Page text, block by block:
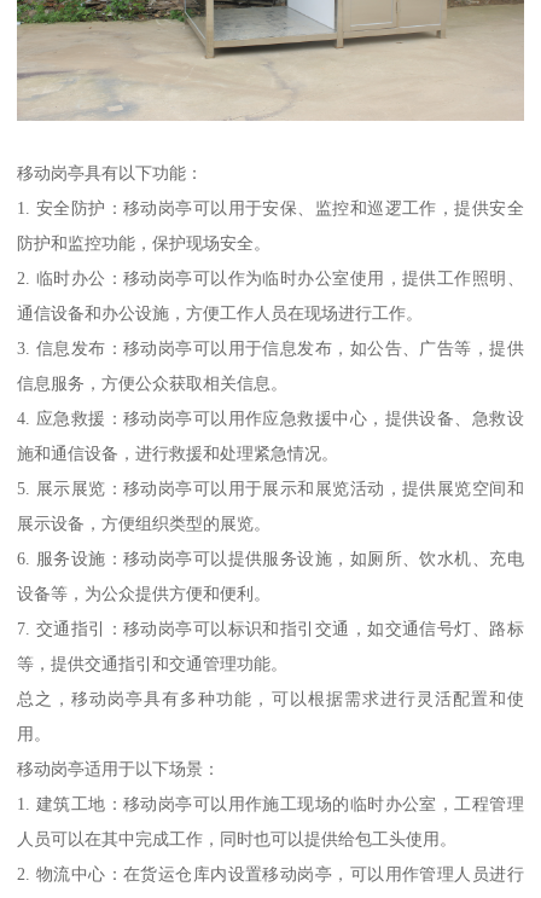
移动岗亭具有以下功能：
1. 安全防护：移动岗亭可以用于安保、监控和巡逻工作，提供安全
防护和监控功能，保护现场安全。
2. 临时办公：移动岗亭可以作为临时办公室使用，提供工作照明、
通信设备和办公设施，方便工作人员在现场进行工作。
3. 信息发布：移动岗亭可以用于信息发布，如公告、广告等，提供
信息服务，方便公众获取相关信息。
4. 应急救援：移动岗亭可以用作应急救援中心，提供设备、急救设
施和通信设备，进行救援和处理紧急情况。
5. 展示展览：移动岗亭可以用于展示和展览活动，提供展览空间和
展示设备，方便组织类型的展览。
6. 服务设施：移动岗亭可以提供服务设施，如厕所、饮水机、充电
设备等，为公众提供方便和便利。
7. 交通指引：移动岗亭可以标识和指引交通，如交通信号灯、路标
等，提供交通指引和交通管理功能。
总之，移动岗亭具有多种功能，可以根据需求进行灵活配置和使
用。
移动岗亭适用于以下场景：
1. 建筑工地：移动岗亭可以用作施工现场的临时办公室，工程管理
人员可以在其中完成工作，同时也可以提供给包工头使用。
2. 物流中心：在货运仓库内设置移动岗亭，可以用作管理人员进行